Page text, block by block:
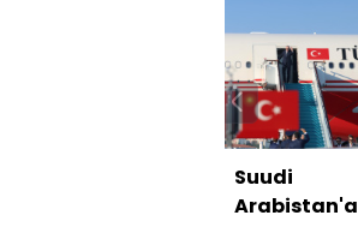
Suudi
Arabistan'a